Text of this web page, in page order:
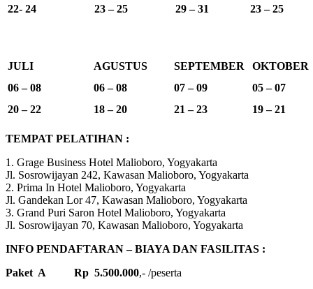
22- 24
23 – 25 29 – 31 23 – 25
JULI AGUSTUS SEPTEMBER
OKTOBER
06 – 08
06 – 08 07 – 09
05 – 07
20 – 22
18 – 20 21 – 23 19 – 21
TEMPAT PELATIHAN :
1. Grage Business Hotel Malioboro, Yogyakarta
Jl. Sosrowijayan 242, Kawasan Malioboro, Yogyakarta
2. Prima In Hotel Malioboro, Yogyakarta
Jl. Gandekan Lor 47, Kawasan Malioboro, Yogyakarta
3. Grand Puri Saron Hotel Malioboro, Yogyakarta
Jl. Sosrowijayan 70, Kawasan Malioboro, Yogyakarta
INFO PENDAFTARAN – BIAYA DAN FASILITAS :
Paket A Rp 5.500.000,- /peserta